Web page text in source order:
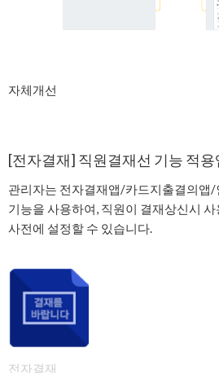
자체개선
[전자결재] 직원결재선 기능 적용
관리자는 전자결재앱/카드지출결의앱
기능을 사용하여, 직원이 결재상신시
사전에 설정할 수 있습니다.
전자결재